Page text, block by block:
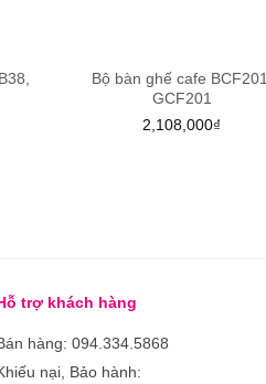
Bộ bàn ghế cafe BCF201,
GCF201
2,108,000₫
trợ khách hàng
hàng: 094.334.5868
nại, Bảo hành: